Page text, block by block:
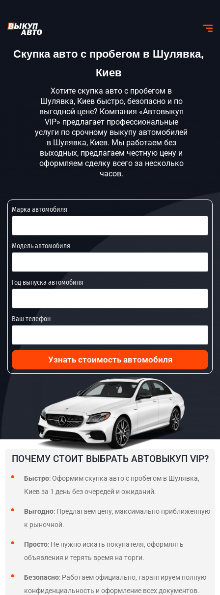
Скупка авто с пробегом в Шулявка,
Киев
Хотите скупка авто с пробегом в
Шулявка, Киев быстро, безопасно и по
выгодной цене? Компания «Автовыкуп
VIP» предлагает профессиональные
услуги по срочному выкупу автомобилей
в Шулявка, Киев. Мы работаем без
выходных, предлагаем честную цену и
оформляем сделку всего за несколько
часов.
Марка автомобиля
Модель автомобиля
Год выпуска автомобиля
Ваш телефон
Узнать стоимость автомобиля
ПОЧЕМУ СТОИТ ВЫБРАТЬ АВТОВЫКУП VIP?
Быстро: Оформим скупка авто с пробегом в Шулявка,
Киев за 1 день без очередей и ожиданий.
Выгодно: Предлагаем цену, максимально приближенную
к рыночной.
Просто: Не нужно искать покупателя, оформлять
объявления и терять время на торги.
Безопасно: Работаем официально, гарантируем полную
конфиденциальность и оформление всех документов.